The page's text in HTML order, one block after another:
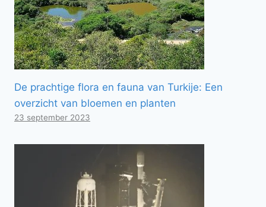
De prachtige flora en fauna van Turkije: Een
overzicht van bloemen en planten
23 september 2023